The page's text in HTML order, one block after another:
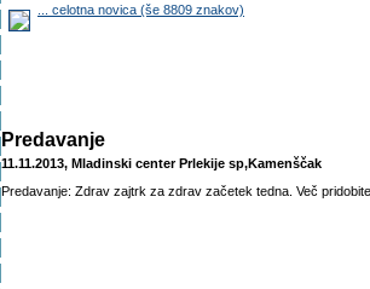
... celotna novica (še 8809 znakov)
Predavanje
11.11.2013, Mladinski center Prlekije sp,Kamenščak
Predavanje: Zdrav zajtrk za zdrav začetek tedna. Več